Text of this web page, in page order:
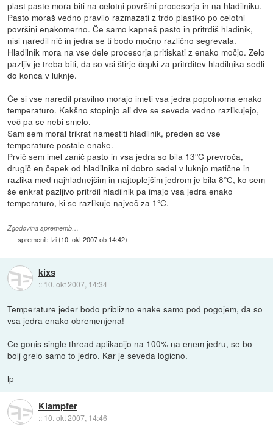
plast paste mora biti na celotni površini procesorja in na hladilniku.
Pasto moraš vedno pravilo razmazati z trdo plastiko po celotni
površini enakomerno. Če samo kapneš pasto in pritrdiš hladinik,
nisi naredil nič in jedra se ti bodo močno različno segrevala.
Hladilnik mora na vse dele procesorja pritiskati z enako močjo. Zelo
pazljiv je treba biti, da so vsi štirje čepki za pritrditev hladilnika sedli
do konca v luknje.
Če si vse naredil pravilno morajo imeti vsa jedra popolnoma enako
temperaturo. Kakšno stopinjo ali dve se seveda vedno razlikujejo,
več pa se nebi smelo.
Sam sem moral trikrat namestiti hladilnik, preden so vse
temperature postale enake.
Prvič sem imel zanič pasto in vsa jedra so bila 13°C prevroča,
drugič en čepek od hladilnika ni dobro sedel v luknjo matične in
razlika med najhladnejšim in najtoplejšim jedrom je bila 8°C, ko sem
še enkrat pazljivo pritrdil hladilnik pa imajo vsa jedra enako
temperaturo, ki se razlikuje največ za 1°C.
Zgodovina sprememb…
spremenil: Izi(10. okt 2007 ob 14:42)
kixs
:: 10. okt 2007, 14:34
Temperature jeder bodo priblizno enake samo pod pogojem, da so
vsa jedra enako obremenjena!
Ce gonis single thread aplikacijo na 100% na enem jedru, se bo
bolj grelo samo to jedro. Kar je seveda logicno.
lp
Klampfer
:: 10. okt 2007, 14:46